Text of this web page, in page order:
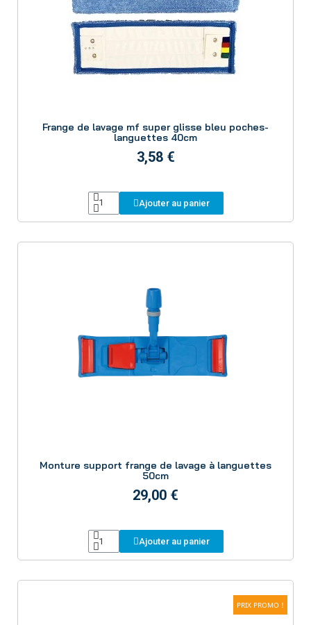
Frange de lavage mf super glisse bleu poches-
languettes 40cm
3,58 €
Ajouter au panier
Monture support frange de lavage à languettes
50cm
29,00 €
Ajouter au panier
PRIX PROMO !